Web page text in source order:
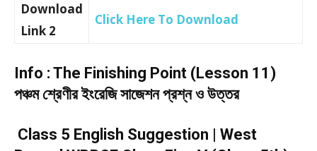
Download
Link 2
Click Here To Download
Info : The Finishing Point (Lesson 11)
পঞ্চম শ্রেণীর ইংরেজি সাজেশন প্রশ্ন ও উত্তর
Class 5 English Suggestion | West